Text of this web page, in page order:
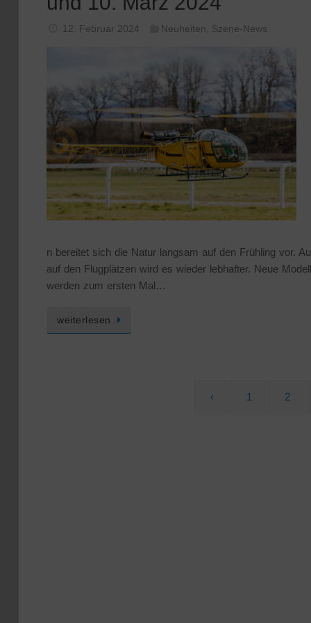
12. Februar 2024 Neuheiten Szene-News
n bereitet sich die Natur langsam auf den Frühling vor.
auf den Flugplätzen wird es wieder lebhafter. Neue
werden zum ersten Mal…
weiterlesen
‹ 1 2